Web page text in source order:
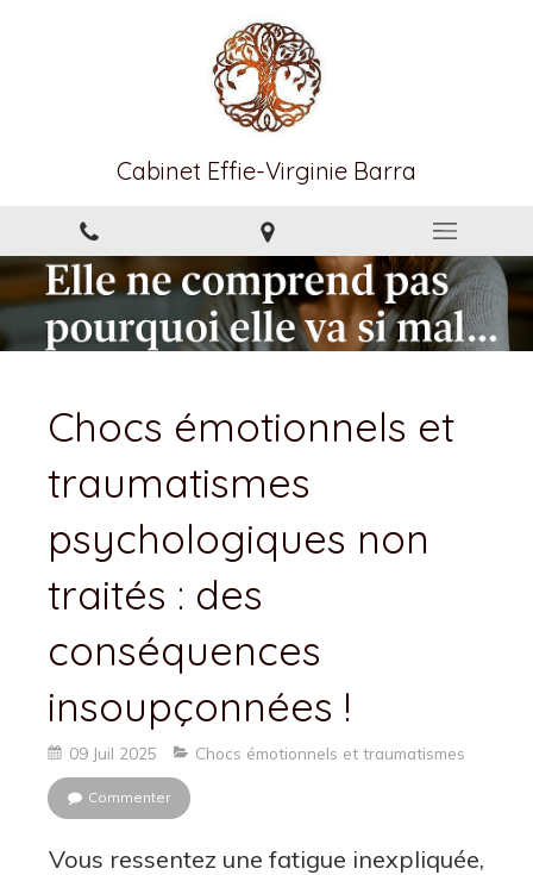
Cabinet Effie-Virginie Barra
Chocs émotionnels et
traumatismes
psychologiques non
traités : des
conséquences
insoupçonnées !
09 Juil 2025 Chocs émotionnels et traumatismes
Commenter
Vous ressentez une fatigue inexpliquée,